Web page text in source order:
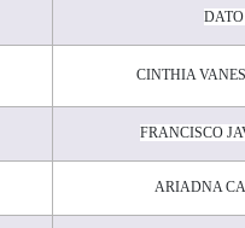
CINTHIA
FRANCISCO
ARIADNA